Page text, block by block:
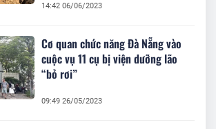
14:42 06/06/2023
Cơ quan chức năng Đà Nẵng vào
cuộc vụ 11 cụ bị viện dưỡng lão
“bỏ rơi”
09:49 26/05/2023